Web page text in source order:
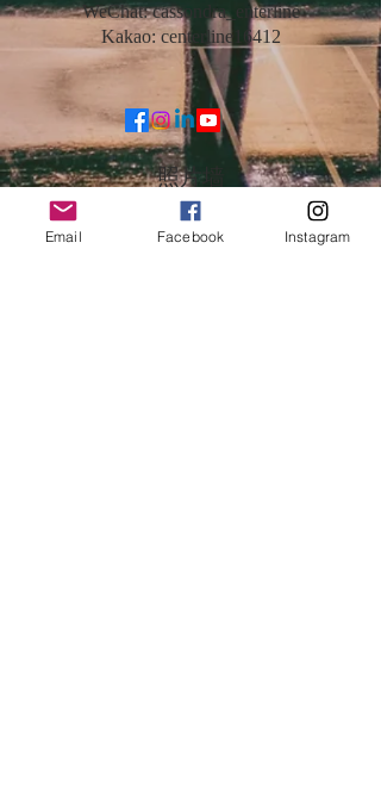
WeChat: cassondra_enterline
Kakao: centerline16412
照片墙
Email Facebook Instagram